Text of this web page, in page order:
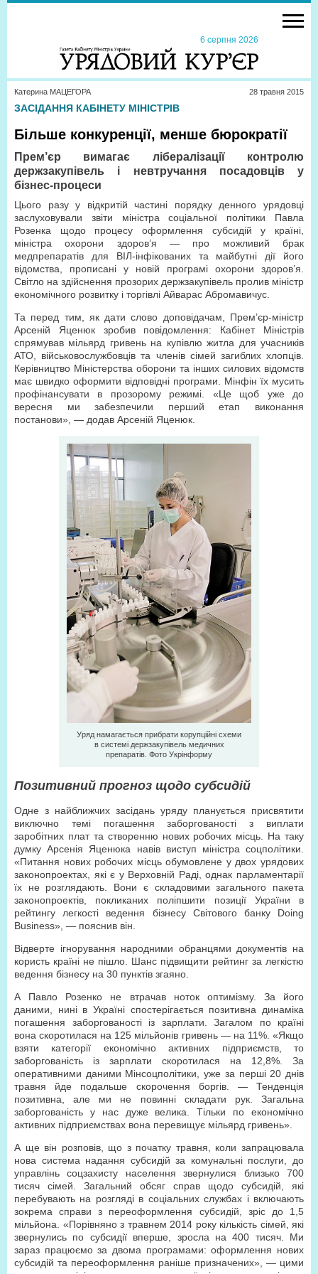
6 серпня 2026
Катерина МАЦЕГОРА 28 травня 2015
ЗАСІДАННЯ КАБІНЕТУ МІНІСТРІВ
Більше конкуренції, менше бюрократії
Прем’єр вимагає лібералізації контролю
держзакупівель і невтручання посадовців у
бізнес-процеси
Цього разу у відкритій частині порядку денного урядовці
заслуховували звіти міністра соціальної політики Павла
Розенка щодо процесу оформлення субсидій у країні,
міністра охорони здоров’я — про можливий брак
медпрепаратів для ВІЛ-інфікованих та майбутні дії його
відомства, прописані у новій програмі охорони здоров’я.
Світло на здійснення прозорих держзакупівель пролив міністр
економічного розвитку і торгівлі Айварас Абромавичус.
Та перед тим, як дати слово доповідачам, Прем’єр-міністр
Арсеній Яценюк зробив повідомлення: Кабінет Міністрів
спрямував мільярд гривень на купівлю житла для учасників
АТО, військовослужбовців та членів сімей загиблих хлопців.
Керівництво Міністерства оборони та інших силових відомств
має швидко оформити відповідні програми. Мінфін їх мусить
профінансувати в прозорому режимі. «Це щоб уже до
вересня ми забезпечили перший етап виконання
постанови», — додав Арсеній Яценюк.
Уряд намагається прибрати корупційні схеми
в системі держзакупівель медичних
препаратів. Фото Укрiнформу
Позитивний прогноз щодо субсидій
Одне з найближчих засідань уряду планується присвятити
виключно темі погашення заборгованості з виплати
заробітних плат та створенню нових робочих місць. На таку
думку Арсенія Яценюка навів виступ міністра соцполітики.
«Питання нових робочих місць обумовлене у двох урядових
законопроектах, які є у Верховній Раді, однак парламентарії
їх не розглядають. Вони є складовими загального пакета
законопроектів, покликаних поліпшити позиції України в
рейтингу легкості ведення бізнесу Світового банку Doing
Business», — пояснив він.
Відверте ігнорування народними обранцями документів на
користь країні не пішло. Шанс підвищити рейтинг за легкістю
ведення бізнесу на 30 пунктів згаяно.
А Павло Розенко не втрачав ноток оптимізму. За його
даними, нині в Україні спостерігається позитивна динаміка
погашення заборгованості із зарплати. Загалом по країні
вона скоротилася на 125 мільйонів гривень — на 11%. «Якщо
взяти категорії економічно активних підприємств, то
заборгованість із зарплати скоротилася на 12,8%. За
оперативними даними Мінсоцполітики, уже за перші 20 днів
травня йде подальше скорочення боргів. — Тенденція
позитивна, але ми не повинні складати рук. Загальна
заборгованість у нас дуже велика. Тільки по економічно
активних підприємствах вона перевищує мільярд гривень».
А ще він розповів, що з початку травня, коли запрацювала
нова система надання субсидій за комунальні послуги, до
управлінь соцзахисту населення звернулися близько 700
тисяч сімей. Загальний обсяг справ щодо субсидій, які
перебувають на розгляді в соціальних службах і включають
зокрема справи з переоформлення субсидій, зріс до 1,5
мільйона. «Порівняно з травнем 2014 року кількість сімей, які
звернулись по субсидії вперше, зросла на 400 тисяч. Ми
зараз працюємо за двома програмами: оформлення нових
субсидій та переоформлення раніше призначених», — цими